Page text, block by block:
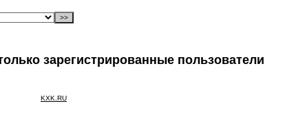
зарегистрированные пользователи
KXK.RU